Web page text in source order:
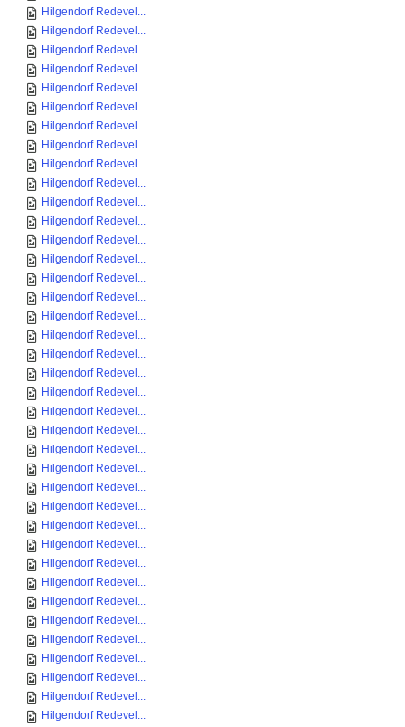
Hilgendorf Redevel...
Hilgendorf Redevel...
Hilgendorf Redevel...
Hilgendorf Redevel...
Hilgendorf Redevel...
Hilgendorf Redevel...
Hilgendorf Redevel...
Hilgendorf Redevel...
Hilgendorf Redevel...
Hilgendorf Redevel...
Hilgendorf Redevel...
Hilgendorf Redevel...
Hilgendorf Redevel...
Hilgendorf Redevel...
Hilgendorf Redevel...
Hilgendorf Redevel...
Hilgendorf Redevel...
Hilgendorf Redevel...
Hilgendorf Redevel...
Hilgendorf Redevel...
Hilgendorf Redevel...
Hilgendorf Redevel...
Hilgendorf Redevel...
Hilgendorf Redevel...
Hilgendorf Redevel...
Hilgendorf Redevel...
Hilgendorf Redevel...
Hilgendorf Redevel...
Hilgendorf Redevel...
Hilgendorf Redevel...
Hilgendorf Redevel...
Hilgendorf Redevel...
Hilgendorf Redevel...
Hilgendorf Redevel...
Hilgendorf Redevel...
Hilgendorf Redevel...
Hilgendorf Redevel...
Hilgendorf Redevel...